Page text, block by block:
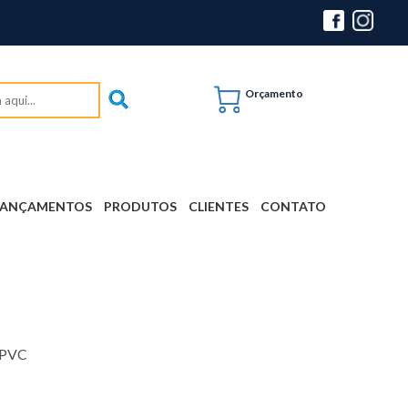
Orçamento
PRODUTOS CLIENTES CONTATO